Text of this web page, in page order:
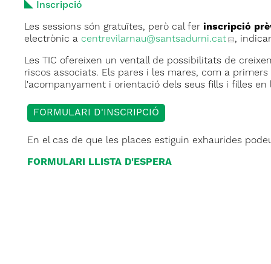
Inscripció
Les sessions són gratuïtes, però cal fer inscripció
electrònic a centrevilarnau@santsadurni.cat ,
Les TIC ofereixen un ventall de possibilitats de
riscos associats. Els pares i les mares, com a
l'acompanyament i orientació dels seus fills i filles
FORMULARI D'INSCRIPCIÓ
En el cas de que les places estiguin exhaurides
FORMULARI LLISTA D'ESPERA